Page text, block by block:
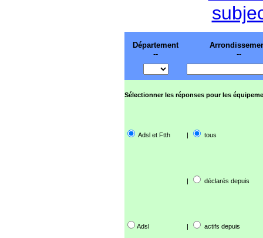
Département
--
--
Sélectionner les réponses pour les
Adsl et Ftth | tous
| déclarés depuis
Adsl | actifs depuis